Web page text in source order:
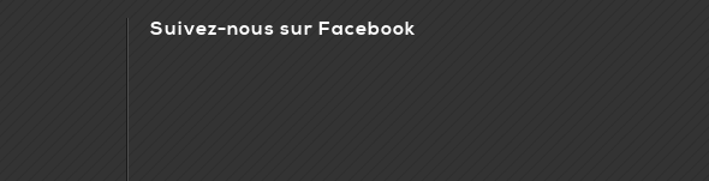
Suivez-nous sur Facebook